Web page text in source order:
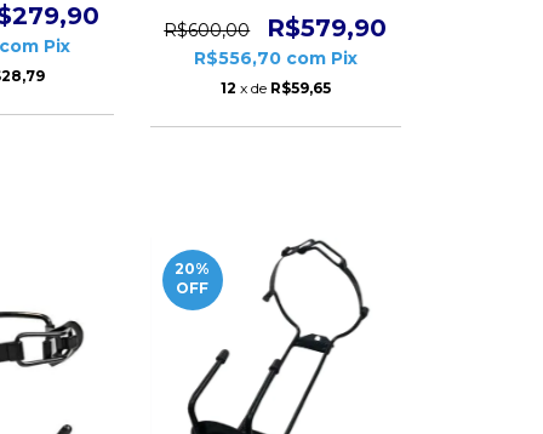
com Pix
R$600,00
R$579,90
R$556,70 com Pix
12 x de R$59,65
20%
OFF